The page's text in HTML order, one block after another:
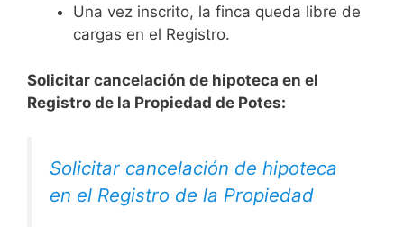
Una vez inscrito, la finca queda libre de
cargas en el Registro.
Solicitar cancelación de hipoteca en el
Registro de la Propiedad de Potes:
Solicitar cancelación de hipoteca
en el Registro de la Propiedad